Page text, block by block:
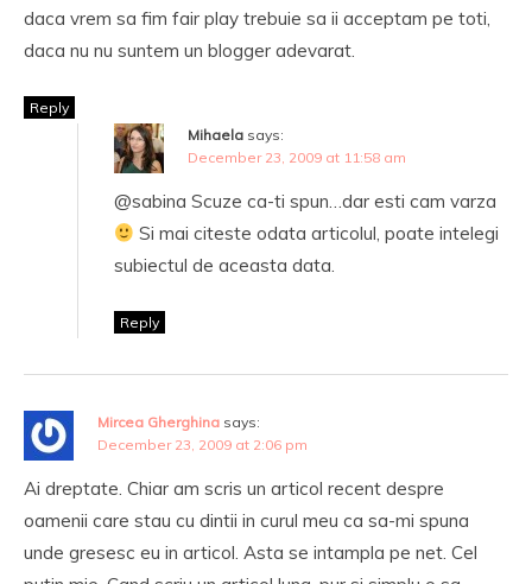
daca vrem sa fim fair play trebuie sa ii acceptam pe toti,
daca nu nu suntem un blogger adevarat.
Reply
Mihaela says:
December 23, 2009 at 11:58 am
@sabina Scuze ca-ti spun…dar esti cam varza
Si mai citeste odata articolul, poate intelegi
subiectul de aceasta data.
Reply
Mircea Gherghina says:
December 23, 2009 at 2:06 pm
Ai dreptate. Chiar am scris un articol recent despre
oamenii care stau cu dintii in curul meu ca sa-mi spuna
unde gresesc eu in articol. Asta se intampla pe net. Cel